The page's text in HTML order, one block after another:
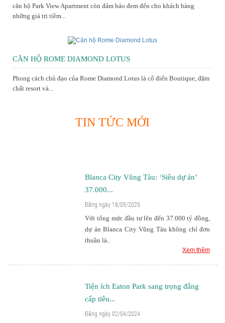
căn hộ Park View Apartment còn đảm bảo đem đến cho khách hàng
những giá trị tiềm...
CĂN HỘ ROME DIAMOND LOTUS
Phong cách chủ đạo của Rome Diamond Lotus là cổ điển Boutique, đậm
chất resort và...
TIN TỨC MỚI
Blanca City Vũng Tàu: ‘Siêu dự án’
37.000...
Đăng ngày 18/05/2025
Với tổng mức đầu tư lên đến 37.000 tỷ đồng,
dự án Blanca City Vũng Tàu không chỉ đơn
thuần là..
Xem thêm
Tiện ích Eaton Park sang trọng đẳng
cấp tiêu...
Đăng ngày 02/04/2024